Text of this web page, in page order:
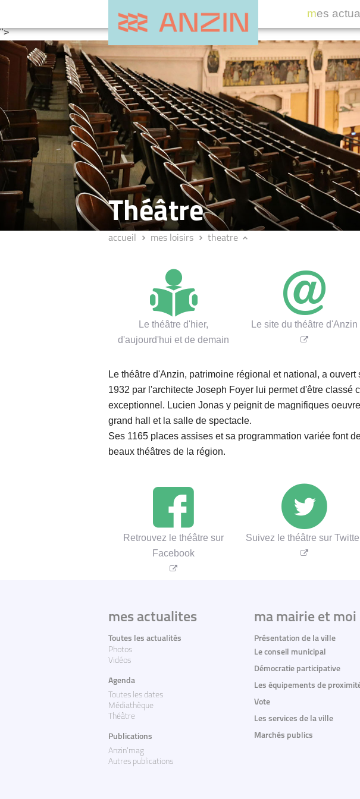
">
mes
Théâtre
accueil mes loisirs theatre
Le théâtre d'hier,
d'aujourd'hui et de demain
Le site du théâtre d'Anzin
Le théâtre d'Anzin, patrimoine régional et national, a
1932 par l'architecte Joseph Foyer lui permet d'être classé
exceptionnel. Lucien Jonas y peignit de magnifiques
grand hall et la salle de spectacle.
Ses 1165 places assises et sa programmation variée font
beaux théâtres de la région.
Retrouvez le théâtre sur
Facebook
Suivez le théâtre sur
mes actualites
Toutes les actualités
Photos
Vidéos
Agenda
Toutes les dates
Médiathèque
Théâtre
Publications
Anzin'mag
Autres publications
ma mairie et moi
Présentation de la ville
Le conseil municipal
Démocratie participative
Les équipements de
Vote
Les services de la ville
Marchés publics